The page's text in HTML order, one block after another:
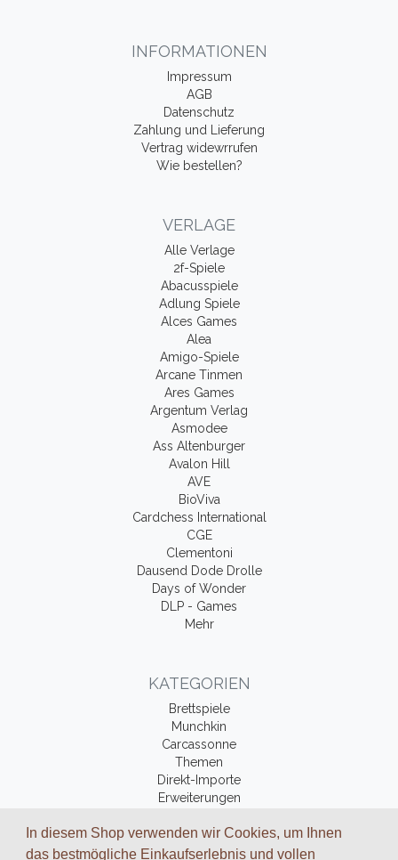
INFORMATIONEN
Impressum
AGB
Datenschutz
Zahlung und Lieferung
Vertrag widewrrufen
Wie bestellen?
VERLAGE
Alle Verlage
2f-Spiele
Abacusspiele
Adlung Spiele
Alces Games
Alea
Amigo-Spiele
Arcane Tinmen
Ares Games
Argentum Verlag
Asmodee
Ass Altenburger
Avalon Hill
AVE
BioViva
Cardchess International
CGE
Clementoni
Dausend Dode Drolle
Days of Wonder
DLP - Games
Mehr
KATEGORIEN
Brettspiele
Munchkin
Carcassonne
Themen
Direkt-Importe
Erweiterungen
Zubehör
In diesem Shop verwenden wir Cookies, um Ihnen
das bestmögliche Einkaufserlebnis und vollen